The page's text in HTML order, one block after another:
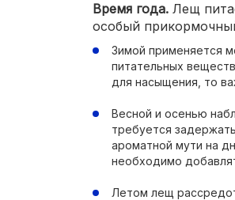
Время года. Лещ
особый
Зимой применяется
питательных
для насыщения, то
Весной и осенью
требуется
ароматной мути на
необходимо
Летом лещ